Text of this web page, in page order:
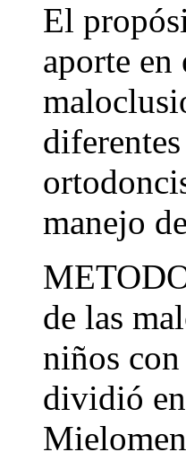
El
aporte
manejo
de las
niños
dividió